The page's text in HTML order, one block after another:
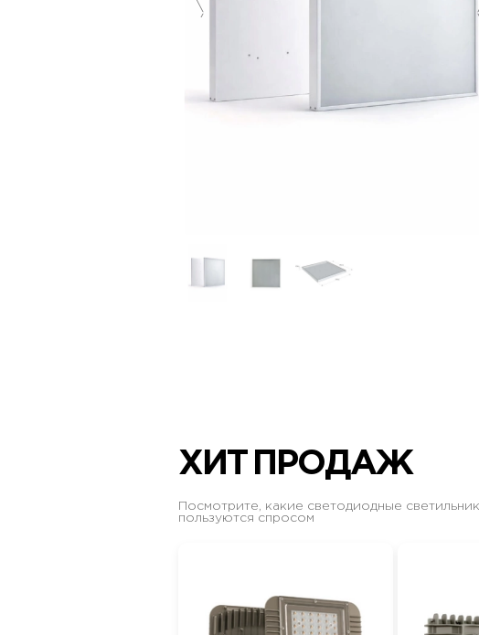
ХИТ ПРОДАЖ
Посмотрите, какие светодиодные
пользуются спросом